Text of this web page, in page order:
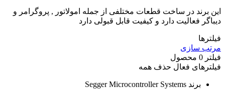
این برند در ساخت قطعات مختلفی از جمله امولاتور , پروگرامر و
دیباگر فعالیت دارد و کیفیت قابل قبولی دارد
فیلترها
مرتب سازی
فیلتر 0 محصول
فیلترهای فعال حذف همه
برند Segger Microcontroller Systems